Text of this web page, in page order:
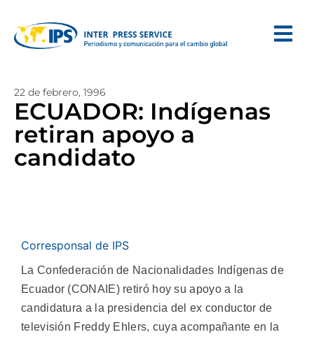
22 de febrero, 1996
ECUADOR: Indígenas
retiran apoyo a
candidato
Corresponsal de IPS
La Confederación de Nacionalidades Indígenas de
Ecuador (CONAIE) retiró hoy su apoyo a la
candidatura a la presidencia del ex conductor de
televisión Freddy Ehlers, cuya acompañante en la